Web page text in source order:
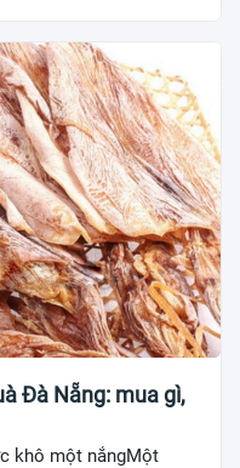
Đà Nẵng: mua gì,
khô một nắngMột